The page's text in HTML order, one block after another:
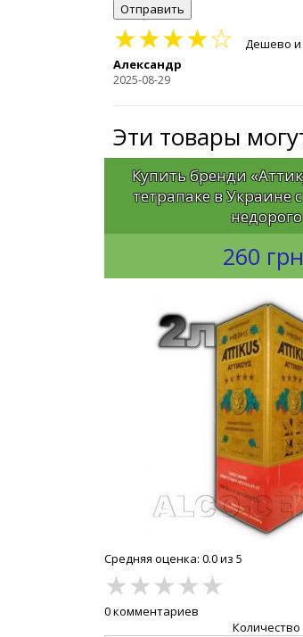
Отправить
★★★★☆
Дешево и
Александр
2025-08-29
Эти товары
Купить бренди
тетрапаке в Украине
недорого
260
Средняя оценка: 0.0 из 5
★★★★★
0 комментариев
Количество